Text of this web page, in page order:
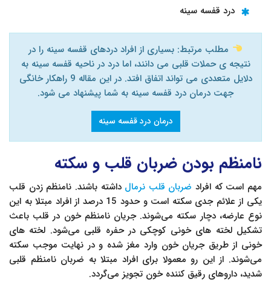
درد قفسه سینه
مطلب مرتبط: بسیاری از افراد دردهای قفسه سینه را در
نتیجه ی حملات قلبی می دانند، اما درد در ناحیه قفسه سینه به
دلایل متعددی می تواند اتفاق افتد. در این مقاله 9 راهکار خانگی
جهت درمان درد قفسه سینه به شما پیشنهاد می شود.
درمان درد قفسه سینه
نامنظم بودن ضربان قلب و سکته
مهم است که افراد ضربان قلب نرمال داشته باشند. نامنظم زدن قلب
یکی از علائم جدی سکته است و حدود 15 درصد از افراد مبتلا به این
نوع عارضه، دچار سکته می‌شوند. جریان نامنظم خون در قلب باعث
تشکیل لخته های خونی کوچکی در حفره قلبی می‌شود. لخته های
خونی از طریق جریان خون وارد مغز شده و در نهایت موجب سکته
می‌شوند. از این رو معمولا برای افراد مبتلا به ضربان نامنظم قلبی
شدید، داروهای رقیق کننده خون تجویز می‌گردد.